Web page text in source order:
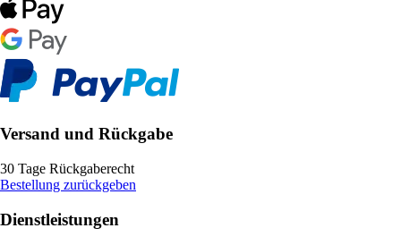
Versand und Rückgabe
30 Tage Rückgaberecht
Bestellung zurückgeben
Dienstleistungen